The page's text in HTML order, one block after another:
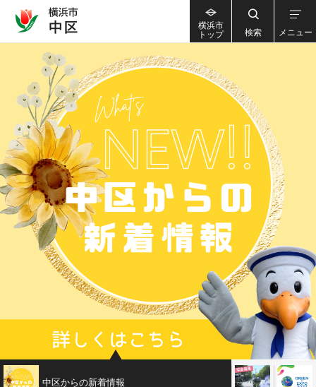
横浜市
トップ
検索 メニュー
中区からの新着情報